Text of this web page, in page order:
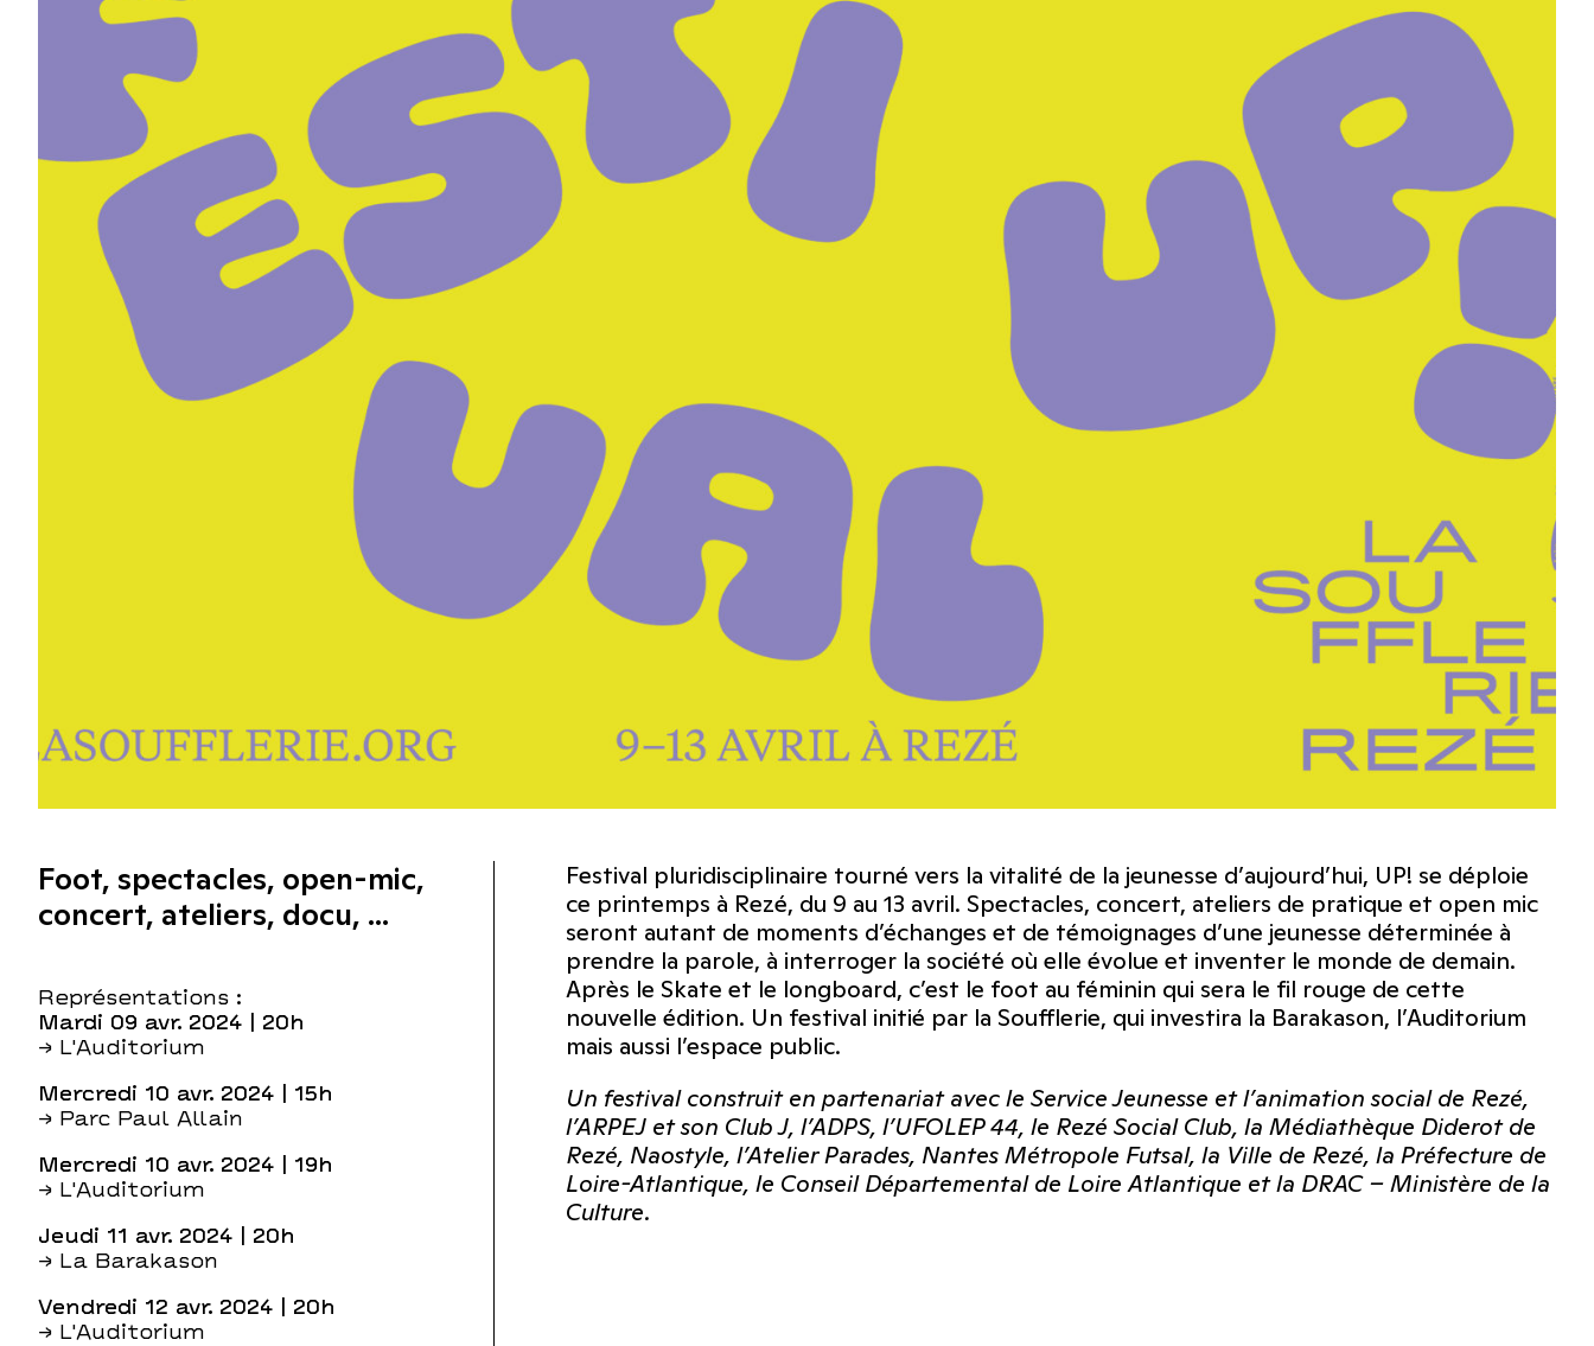
Foot, spectacles, open-mic,
concert, ateliers, docu, ...
Représentations :
mardi 09 avr. 2024 | 20h
→ L'Auditorium
mercredi 10 avr. 2024 | 15h
→ Parc Paul Allain
mercredi 10 avr. 2024 | 19h
→ L'Auditorium
jeudi 11 avr. 2024 | 20h
→ La Barakason
vendredi 12 avr. 2024 | 20h
→ L'Auditorium
Festival pluridisciplinaire tourné vers la vitalité de la jeunesse d’aujourd’hui, UP! se déploie
ce printemps à Rezé, du 9 au 13 avril. Spectacles, concert, ateliers de pratique et open mic
seront autant de moments d’échanges et de témoignages d’une jeunesse déterminée à
prendre la parole, à interroger la société où elle évolue et inventer le monde de demain.
Après le Skate et le longboard, c’est le foot au féminin qui sera le fil rouge de cette
nouvelle édition. Un festival initié par la Soufflerie, qui investira la Barakason, l’Auditorium
mais aussi l’espace public.
Un festival construit en partenariat avec le Service Jeunesse et l’animation social de Rezé,
l’ARPEJ et son Club J, l’ADPS, l’UFOLEP 44, le Rezé Social Club, la Médiathèque Diderot de
Rezé, Naostyle, l’Atelier Parades, Nantes Métropole Futsal, la Ville de Rezé, la Préfecture de
Loire-Atlantique, le Conseil Départemental de Loire Atlantique et la DRAC – Ministère de la
Culture.